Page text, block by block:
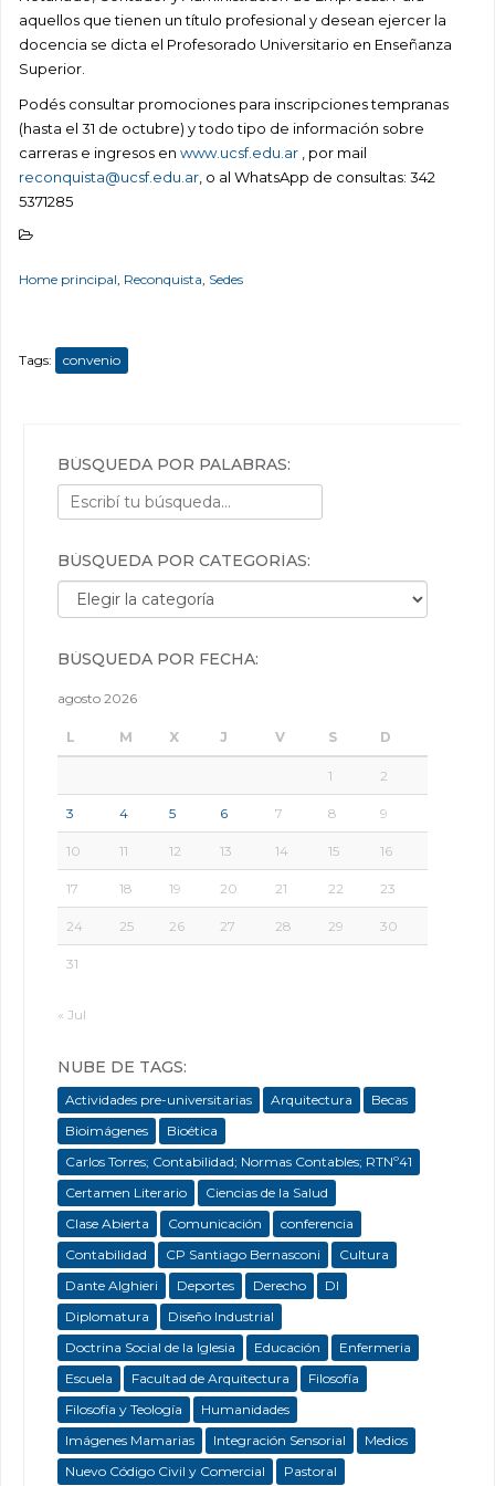
aquellos que tienen un título profesional y desean ejercer la
docencia se dicta el Profesorado Universitario en Enseñanza
Superior.
Podés consultar promociones para inscripciones tempranas
(hasta el 31 de octubre) y todo tipo de información sobre
carreras e ingresos en www.ucsf.edu.ar , por mail
reconquista@ucsf.edu.ar , o al WhatsApp de consultas: 342
5371285
Home principal Reconquista Sedes
Tags: convenio
BÚSQUEDA POR PALABRAS:
BÚSQUEDA POR CATEGORÍAS:
Búsqueda por categorías:
BÚSQUEDA POR FECHA:
agosto 2026
L M X J V S D
1 2
3 4 5 6 7 8 9
10 11 12 13 14 15 16
17 18 19 20 21 22 23
24 25 26 27 28 29 30
31
« Jul
NUBE DE TAGS:
Actividades pre-universitarias Arquitectura
Becas
Bioimágenes
Bioética
Carlos Torres; Contabilidad; Normas Contables; RTNº41
Certamen Literario
Ciencias de la Salud
Clase Abierta
Comunicación
conferencia
Contabilidad
CP Santiago Bernasconi
Cultura
Dante Alghieri
Deportes Derecho
DI
Diplomatura
Diseño Industrial
Doctrina Social de la Iglesia
Educación
Enfermeria
Escuela
Facultad de Arquitectura
Filosofía
Filosofía y Teología
Humanidades
Imágenes Mamarias
Integración Sensorial
Medios
Nuevo Código Civil y Comercial
Pastoral